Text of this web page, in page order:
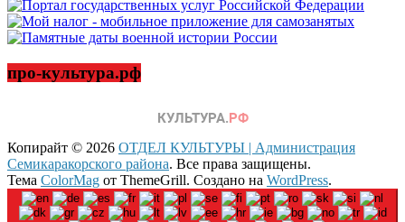
про-культура.рф
Копирайт © 2026 ОТДЕЛ КУЛЬТУРЫ | Администрация
Семикаракорского района. Все права защищены.
Тема ColorMag от ThemeGrill. Создано на WordPress.